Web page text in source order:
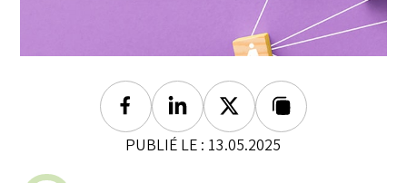
FacebookLinkedinTwitterLien copié
PUBLIÉ LE : 13.05.2025